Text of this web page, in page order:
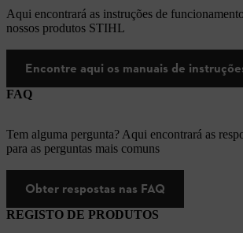
Aqui encontrará as instruções de
nossos produtos STIHL
Encontre aqui os manuais de
FAQ
Tem alguma pergunta? Aqui encontrará as
para as perguntas mais comuns
Obter respostas nas FAQ
REGISTO DE PRODUTOS